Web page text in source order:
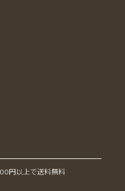
円以上で送料無料